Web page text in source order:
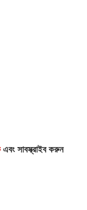
এবং সাবস্ক্রাইব করুন